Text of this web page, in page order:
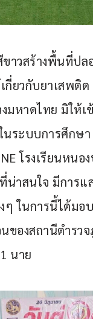
าวสร้างพื้นที่ป
กี่ยวกับยาเสพติ
มหาดไทย มิให้เ
ระบบการศึกษ
โรงเรียนห
าสนใจ มีการแ
ๆ ในการนี้ได้ม
องสถานีตำรว
นาย